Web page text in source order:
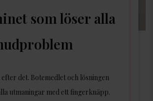
som löser alla
det. Botemedlet och lösningen
utmaningar med ett fingerknäpp.